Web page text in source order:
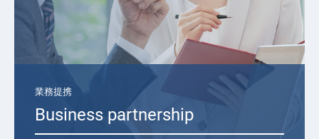
業務提携
Business partnership